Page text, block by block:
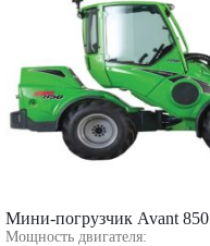
Мини-погрузчик Avant 850
Мощность двигателя: